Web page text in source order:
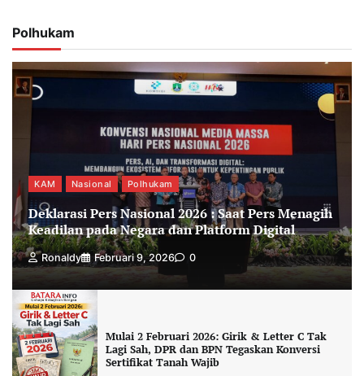
Polhukam
KAM Nasional Polhukam
Deklarasi Pers Nasional 2026 : Saat Pers Menagih
Keadilan pada Negara dan Platform Digital
Ronaldy Februari 9, 2026 0
Mulai 2 Februari 2026: Girik & Letter C Tak
Lagi Sah, DPR dan BPN Tegaskan Konversi
Sertifikat Tanah Wajib